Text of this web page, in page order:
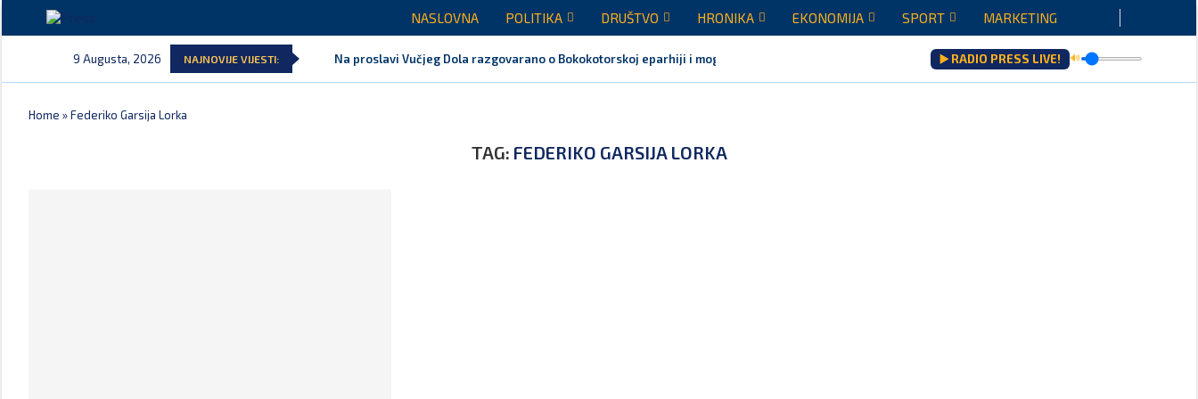
NASLOVNA POLITIKA DRUŠTVO HRONIKA EKONOMIJA SPORT MARKETING
9 Augusta, 2026 NAJNOVIJE VIJESTI: Na proslavi Vučjeg Dola razgovarano o Bokokotorskoj eparhiji i mogućem razrješenju... ▶️ RADIO PRESS LIVE! 🔊
Home »Federiko Garsija Lorka
TAG: FEDERIKO GARSIJA LORKA